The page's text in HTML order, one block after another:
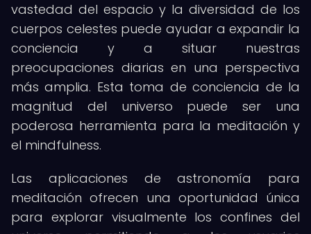
vastedad del espacio y la diversidad de los
cuerpos celestes puede ayudar a expandir la
conciencia y a situar nuestras
preocupaciones diarias en una perspectiva
más amplia. Esta toma de conciencia de la
magnitud del universo puede ser una
poderosa herramienta para la meditación y
el mindfulness.
Las aplicaciones de astronomía para
meditación ofrecen una oportunidad única
para explorar visualmente los confines del